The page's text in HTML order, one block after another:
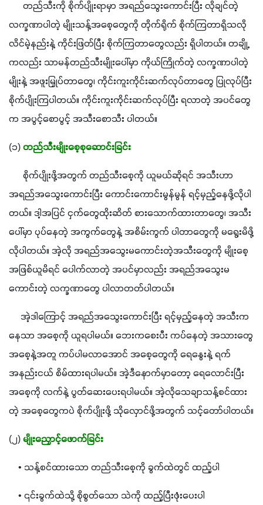
တည်သီးကို စိုက်ပျိုးရာမှာ အရည်သွေးကောင်းပြီး လိုချင်တဲ့
လက္ခဏာပါတဲ့ မျိုးသန့်အစေ့တွေကို တိုက်ရိုက် စိုက်ကြတာရှိသလို
လိင်မဲ့နည်းနဲ့ ကိုင်းဖြတ်ပြီး စိုက်ကြတာတွေလည်း ရှိပါတယ်။ တချို့
ကလည်း သာမန်တည်သီးမျိုးပေါ်မှာ ကိုယ်ကြိုက်တဲ့ လက္ခဏာပါတဲ့
မျိုးနဲ့ အဖူးမြှုပ်တာတွေ၊ ကိုင်းကူးကိုင်းဆက်လုပ်တာတွေ ပြုလုပ်ပြီး
စိုက်ပျိုးကြပါတယ်။ ကိုင်းကူးကိုင်းဆက်လုပ်ပြီး ရလာတဲ့ အပင်တွေ
က အပွင့်စောပွင့် အသီးစောသီး ပါတယ်။
(၁) တည်သီးမျိုးစေ့စုဆောင်းခြင်း
စိုက်ပျိုးဖို့အတွက် တည်သီးစေ့ကို ယူမယ်ဆိုရင် အသီးဟာ
အရည်အသွေးကောင်း​ပြီး ကောင်းကောင်းမွန်မွန် ရင့်မှည့်နေဖို့လိုပါ
တယ်။ ဒါ့အပြင် ငှက်တွေထိုးဆိတ် စားသောက်ထားတာတွေ၊ အသီး
ပေါ်မှာ ပုပ်နေတဲ့ အကွက်တွေနဲ့ အစိမ်းကွက် ပါတာတွေကို မရွေးမိဖို့
လိုပါတယ်။ အဲ့လို အရည်အသွေးမကောင်းတဲ့အသီးတွေကို မျိုးစေ့
အဖြစ်ယူမိရင် ပေါက်လာတဲ့ အပင်မှာလည်း အရည်အသွေးမ
ကောင်းတဲ့ လက္ခဏာတွေ ပါလာတတ်ပါတယ်။
အဲ့ဒါကြောင့် အရည်အသွေးကောင်းပြီး ရင့်မှည့်နေတဲ့ အသီးက
နေသာ အစေ့ကို ယူရပါမယ်။ ဘေးကစေးပီး ကပ်နေတဲ့ အသားတွေ
အစေ့နဲ့အတူ ကပ်ပါမလာအောင် အစေ့တွေကို ရေနွေးနဲ့ ရက်
အနည်းငယ် စိမ်ထားရပါမယ်။ အဲ့ဒီနောက်မှာတော့ ရေလောင်းပြီး
အစေ့ကို လက်နဲ့ ပွတ်ဆေးပေးရပါမယ်။ အဲ့လိုသေချာသန့်စင်ထား
တဲ့ အစေ့တွေကပဲ စိုက်ပျိုးဖို့ သိုလှောင်ဖို့အတွက် သင့်တော်ပါတယ်။
(၂) မျိုးညှောင့်ဖောက်ခြင်း
• သန့်စင်ထားသော တည်သီးစေ့ကို ခွက်ထဲတွင် ထည့်ပါ
• ၎င်းခွက်ထဲသို့ စိုစွတ်သော သဲကို ထည့်ပြီးဖုံးပေးပါ